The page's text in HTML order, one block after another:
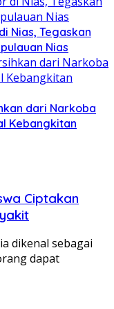
Nias, Tegaskan
Nias
dari Narkoba
Kebangkitan
Ciptakan
dikenal sebagai
dapat